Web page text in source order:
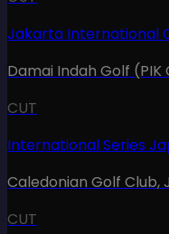
Jakarta International
Damai Indah Golf (PIK
CUT
International Series
Caledonian Golf Club,
CUT